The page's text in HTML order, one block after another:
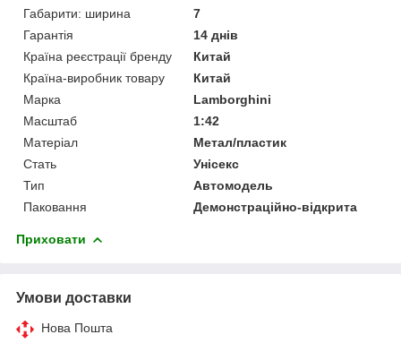
Габарити: ширина
7
Гарантія
14 днів
Країна реєстрації бренду
Китай
Країна-виробник товару
Китай
Марка
Lamborghini
Масштаб
1:42
Матеріал
Метал/пластик
Стать
Унісекс
Тип
Автомодель
Паковання
Демонстраційно-відкрита
Приховати
Умови доставки
Нова Пошта